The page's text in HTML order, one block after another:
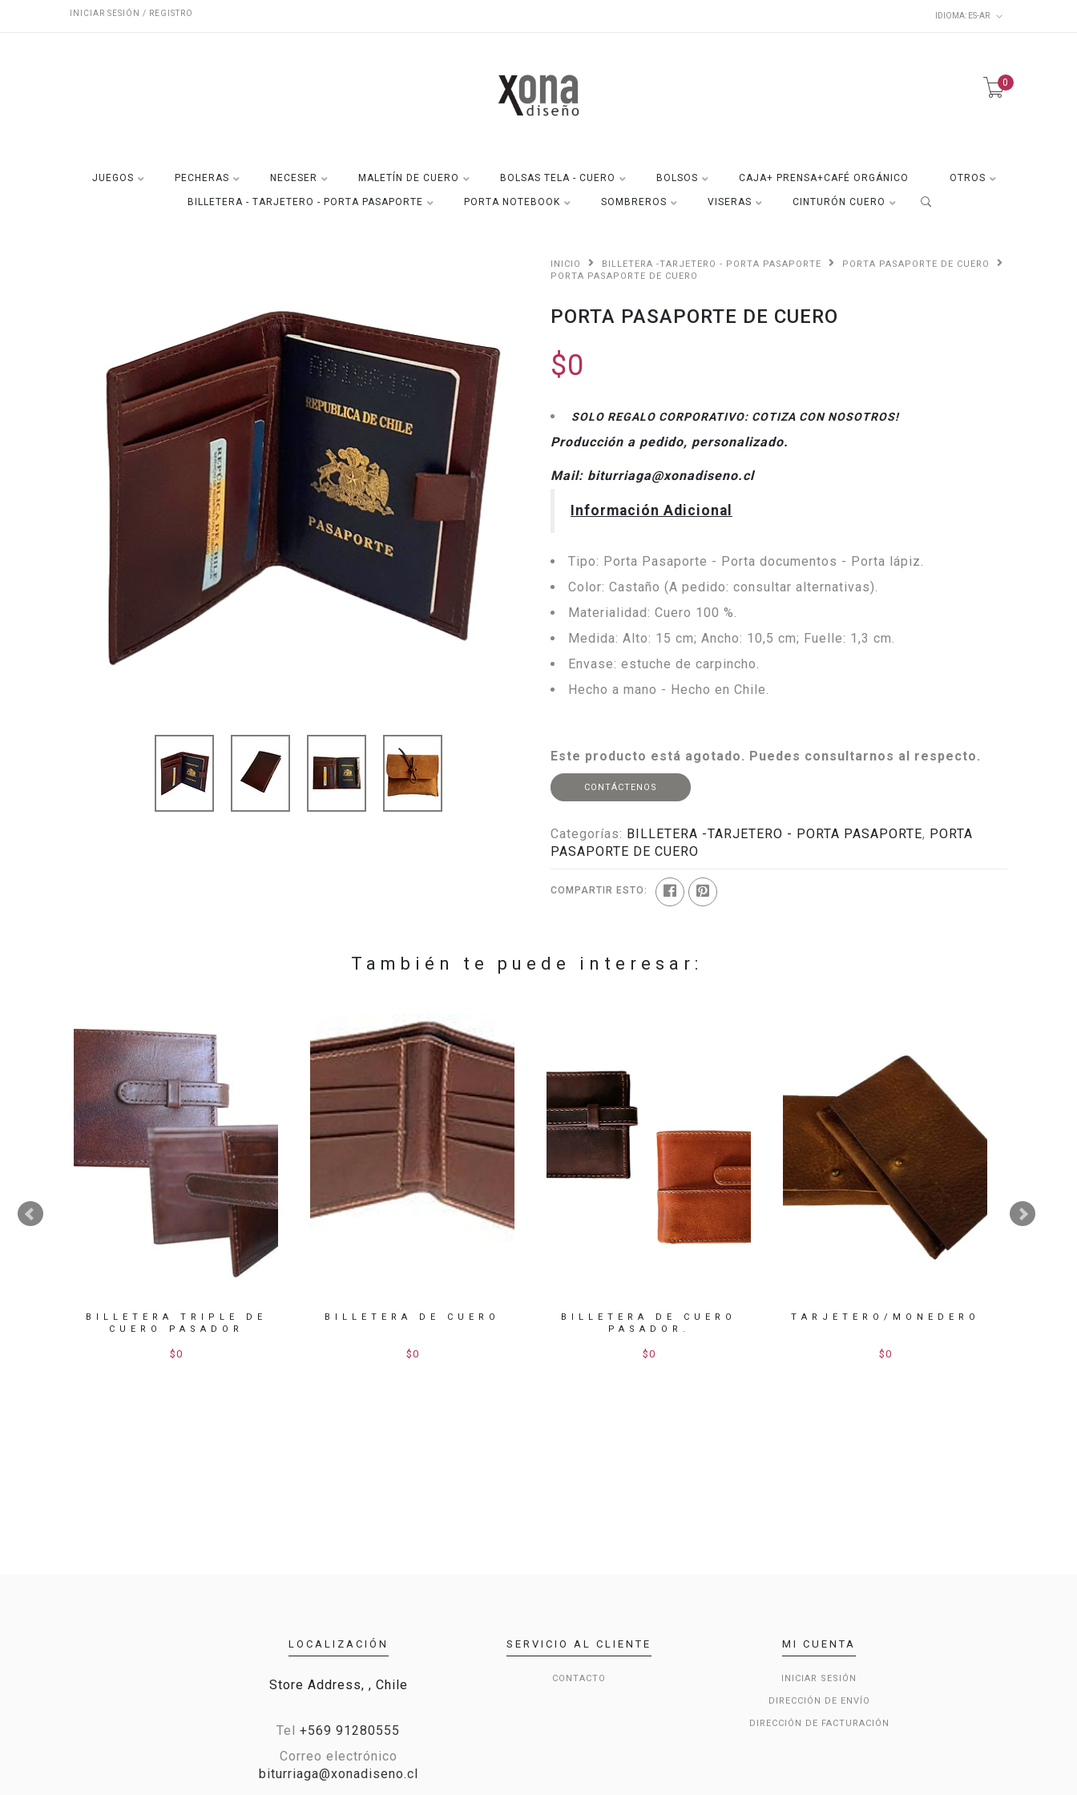
INICIAR SESIÓN / REGISTRO IDIOMA: ES-AR
0
JUEGOS PECHERAS NECESER MALETÍN DE CUERO BOLSAS TELA - CUERO BOLSOS CAJA+ PRENSA+CAFÉ ORGÁNICO OTROS
BILLETERA - TARJETERO - PORTA PASAPORTE PORTA NOTEBOOK SOMBREROS VISERAS CINTURÓN CUERO
INICIO BILLETERA -TARJETERO - PORTA PASAPORTE
PORTA PASAPORTE DE CUERO
PORTA PASAPORTE DE CUERO
PORTA PASAPORTE DE CUERO
$0
SOLO REGALO CORPORATIVO: COTIZA CON NOSOTROS!
Producción a pedido, personalizado.
Mail: biturriaga@xonadiseno.cl
Información Adicional
Tipo: Porta Pasaporte - Porta documentos - Porta lápiz.
Color: Castaño (A pedido: consultar alternativas).
Materialidad: Cuero 100 %.
Medida: Alto: 15 cm; Ancho: 10,5 cm; Fuelle: 1,3 cm.
Envase: estuche de carpincho.
Hecho a mano - Hecho en Chile.
Este producto está agotado. Puedes consultarnos al respecto.
CONTÁCTENOS
Categorías: BILLETERA -TARJETERO - PORTA PASAPORTE, PORTA
PASAPORTE DE CUERO
COMPARTIR ESTO:
También te puede interesar:
BILLETERA TRIPLE DE
CUERO PASADOR
$0
BILLETERA DE CUERO
$0
BILLETERA DE CUERO
PASADOR.
$0
TARJETERO/MONEDERO
$0
LOCALIZACIÓN
Store Address, , Chile
Tel +569 91280555
Correo electrónico
biturriaga@xonadiseno.cl
SERVICIO AL CLIENTE
CONTACTO
MI CUENTA
INICIAR SESIÓN
DIRECCIÓN DE ENVÍO
DIRECCIÓN DE FACTURACIÓN